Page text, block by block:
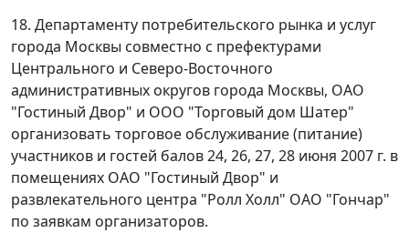
18. Департаменту потребительского рынка и услуг
города Москвы совместно с префектурами
Центрального и Северо-Восточного
административных округов города Москвы, ОАО
"Гостиный Двор" и ООО "Торговый дом Шатер"
организовать торговое обслуживание (питание)
участников и гостей балов 24, 26, 27, 28 июня 2007 г. в
помещениях ОАО "Гостиный Двор" и
развлекательного центра "Ролл Холл" ОАО "Гончар"
по заявкам организаторов.